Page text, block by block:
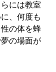
には教室
、何度も
の体を蜂
の場面が